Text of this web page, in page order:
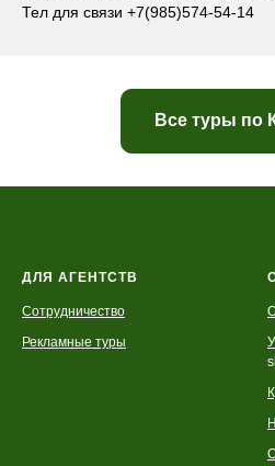
Тел для связи +7(985)574-54-14
Все туры по
ДЛЯ АГЕНТСТВ
Сотрудничество
Рекламные туры